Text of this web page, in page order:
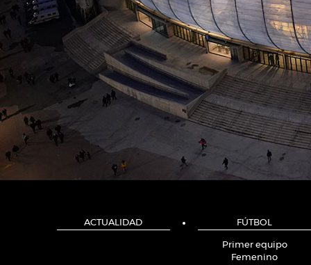
ACTUALIDAD FÚTBOL
Primer equipo
Femenino